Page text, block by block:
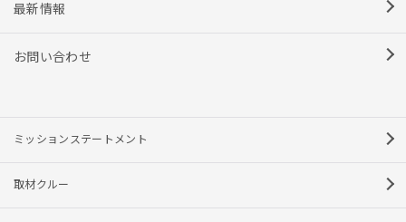
最新情報
お問い合わせ
ミッションステートメント
取材クルー